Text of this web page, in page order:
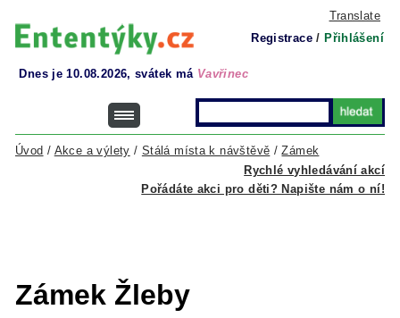
Translate
Registrace / Přihlášení
Dnes je 10.08.2026, svátek má Vavřinec
Rychlé vyhledávání akcí
Úvod / Akce a výlety / Stálá místa k návštěvě /Zámek
Pořádáte akci pro děti? Napište nám o ní!
Zámek Žleby